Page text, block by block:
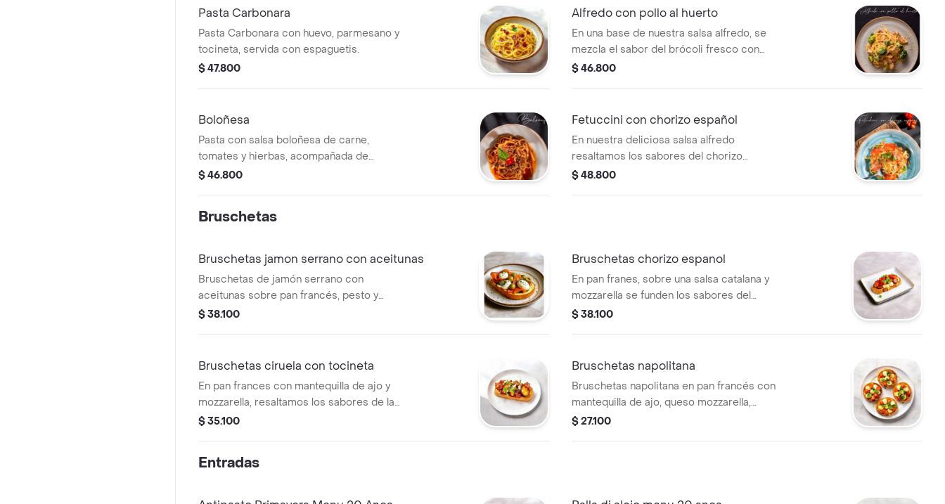
De Mantequilla De Ajo, Para Finalmente
Ponerle Un Toque De Parmesano Y
Albahaca Que Le Dan El Gusto De
Experimentar Nuevos Sabores.
Pasta Carbonara
Pasta Carbonara con huevo, parmesano y
tocineta, servida con espaguetis.
$ 47.800
Alfredo con pollo al huerto
En una base de nuestra salsa alfredo, se
mezcla el sabor del brócoli fresco con
finas julianas de pollo a la parrilla
$ 46.800
Boloñesa
Pasta con salsa boloñesa de carne,
tomates y hierbas, acompañada de
parmesano.
$ 46.800
Fetuccini con chorizo español
En nuestra deliciosa salsa alfredo
resaltamos los sabores del chorizo
español con lo crocante de la tocineta y
$ 48.800
Bruschetas
Bruschetas jamon serrano con aceitunas
Bruschetas de jamón serrano con
aceitunas sobre pan francés, pesto y
queso mozzarella de búfala.
$ 38.100
Bruschetas chorizo espanol
En pan franes, sobre una salsa catalana y
mozzarella se funden los sabores del
chorizo espanol con lo refrescante del
$ 38.100
Bruschetas ciruela con tocineta
En pan frances con mantequilla de ajo y
mozzarella, resaltamos los sabores de las
ciruelas con lo crocante de la tocineta,
$ 35.100
Bruschetas napolitana
Bruschetas napolitana en pan francés con
mantequilla de ajo, queso mozzarella,
tomate cherry, albahaca y queso
$ 27.100
Entradas